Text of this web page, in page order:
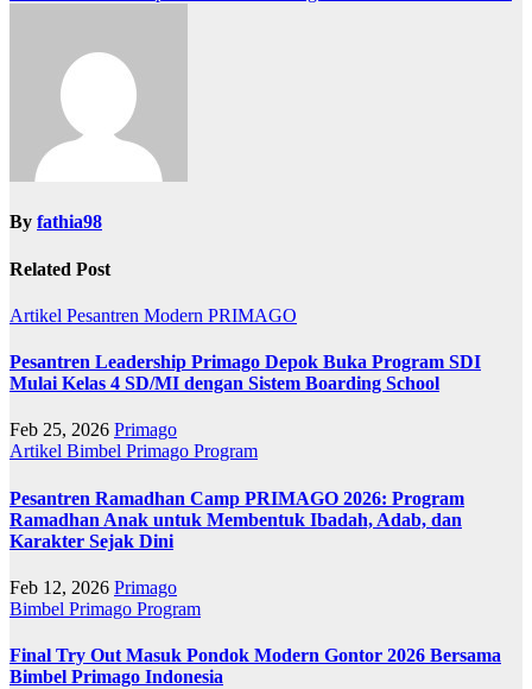
navigation
By fathia98
Related Post
Artikel Pesantren Modern PRIMAGO
Pesantren Leadership Primago Depok Buka Program SDI
Mulai Kelas 4 SD/MI dengan Sistem Boarding School
Feb 25, 2026 Primago
Artikel Bimbel Primago Program
Pesantren Ramadhan Camp PRIMAGO 2026: Program
Ramadhan Anak untuk Membentuk Ibadah, Adab, dan
Karakter Sejak Dini
Feb 12, 2026 Primago
Bimbel Primago Program
Final Try Out Masuk Pondok Modern Gontor 2026 Bersama
Bimbel Primago Indonesia